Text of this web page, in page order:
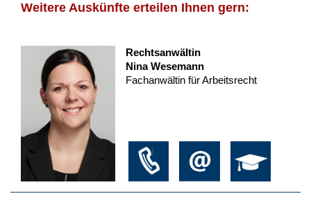
Weitere Auskünfte erteilen Ihnen gern:
Rechtsanwältin
Nina Wesemann
Fachanwältin für Arbeitsrecht